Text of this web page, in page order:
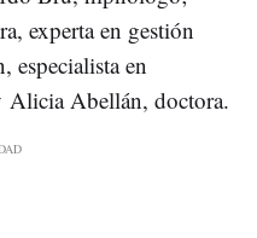
experta en gestión
especialista en
Alicia Abellán, doctora.